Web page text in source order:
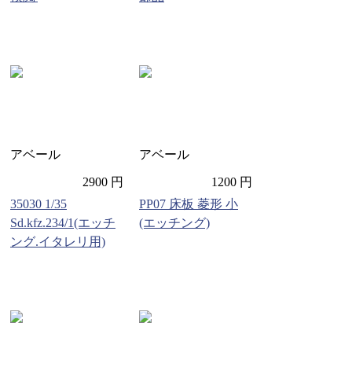
アベール
2900 円
35030 1/35
Sd.kfz.234/1(エッチ
ング.イタレリ用)
アベール
1200 円
PP07 床板 菱形 小
(エッチング)